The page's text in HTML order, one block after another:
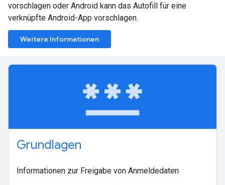
vorschlagen oder Android kann das Autofill für eine
verknüpfte Android-App vorschlagen.
Weitere Informationen
password
Grundlagen
Informationen zur Freigabe von Anmeldedaten